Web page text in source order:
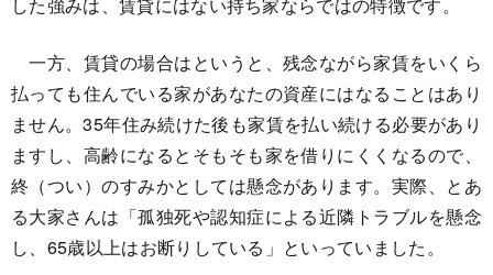
一方、賃貸の場合はというと、残念ながら家賃をいくら
払っても住んでいる家があなたの資産にはなることはあり
ません。35年住み続けた後も家賃を払い続ける必要があり
ますし、高齢になるとそもそも家を借りにくくなるので、
終（つい）のすみかとしては懸念があります。実際、とあ
る大家さんは「孤独死や認知症による近隣トラブルを懸念
し、65歳以上はお断りしている」といっていました。